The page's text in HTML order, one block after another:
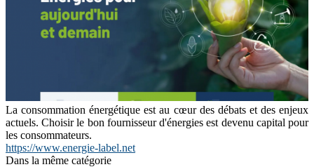
La consommation énergétique est au cœur des débats et des enjeux
actuels. Choisir le bon fournisseur d'énergies est devenu capital pour
les consommateurs.
https://www.energie-label.net
Dans la même catégorie